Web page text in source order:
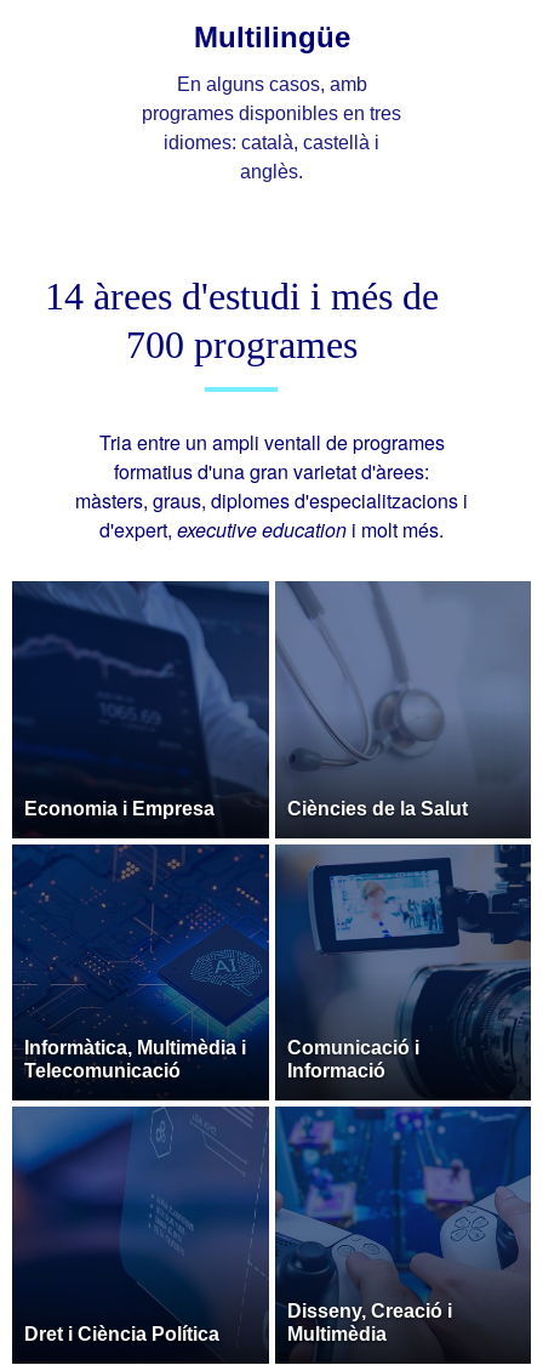
Multilingüe
En alguns casos, amb
programes disponibles en tres
idiomes: català, castellà i
anglès.
14 àrees d'estudi i més de
700 programes
Tria entre un ampli ventall de programes
formatius d'una gran varietat d'àrees:
màsters, graus, diplomes d'especialitzacions i
d'expert, executive education i molt més.
Economia i Empresa Ciències de la Salut
Informàtica, Multimèdia i
Telecomunicació
Comunicació i
Informació
Dret i Ciència Política
Disseny, Creació i
Multimèdia